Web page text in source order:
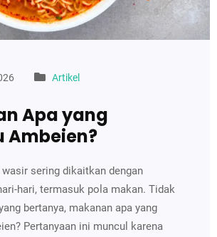
Artikel
Apa yang
Ambeien?
sering dikaitkan dengan
hari, termasuk pola makan. Tidak
bertanya, makanan apa yang
Pertanyaan ini muncul karena